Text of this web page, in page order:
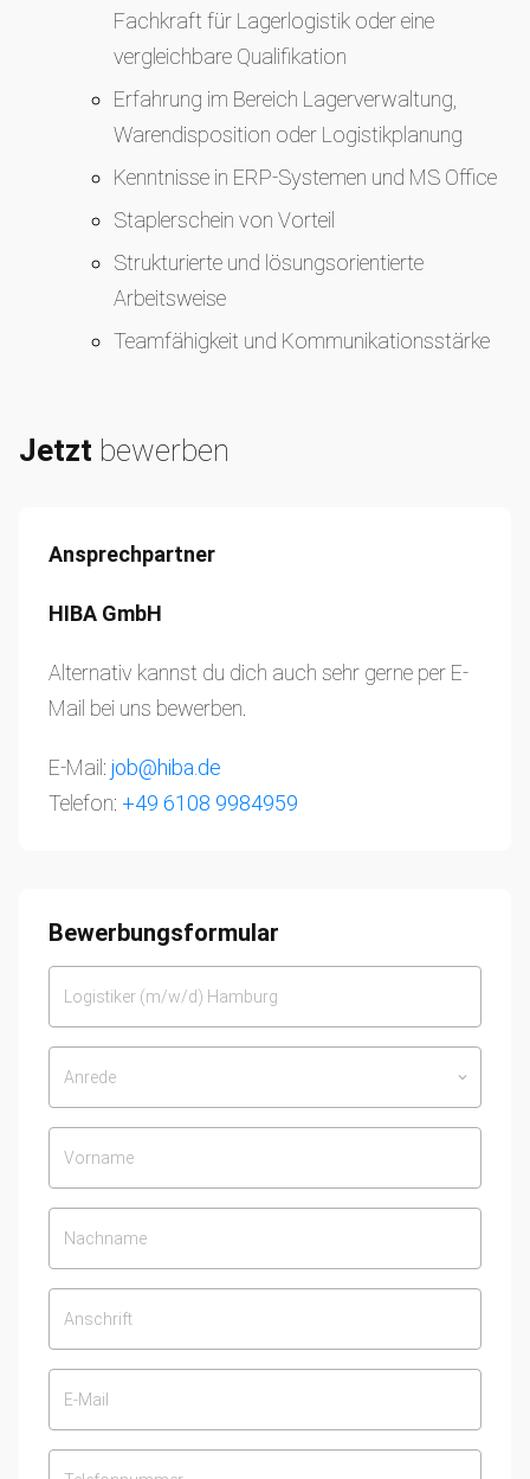
Fachkraft für Lagerlogistik oder eine
vergleichbare Qualifikation
Erfahrung im Bereich Lagerverwaltung,
Warendisposition oder Logistikplanung
Kenntnisse in ERP-Systemen und MS Office
Staplerschein von Vorteil
Strukturierte und lösungsorientierte
Arbeitsweise
Teamfähigkeit und Kommunikationsstärke
Jetzt bewerben
Ansprechpartner
HIBA GmbH
Alternativ kannst du dich auch sehr gerne per E-
Mail bei uns bewerben.
E-Mail: job@hiba.de
Telefon: +49 6108 9984959
Bewerbungsformular
Anrede keyboard_arrow_down